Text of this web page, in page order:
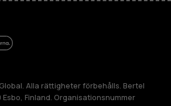
Alla rättigheter förbehålls. Bertel
Finland. Organisationsnummer